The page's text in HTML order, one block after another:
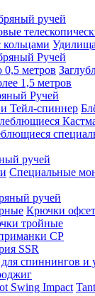
ручей
Ручей
0,5 метров
1,5 метров
Ручей
Тейл-спиннер
ручей
Специальные
ручей
Крючки
тройные
СР
SSR
спиннингов
Swing Impact